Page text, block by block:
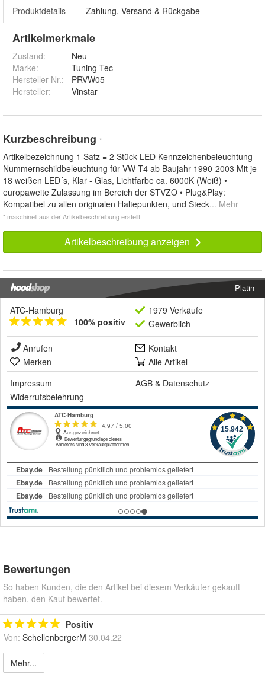
Produktdetails Zahlung, Versand & Rückgabe
Artikelmerkmale
Zustand:
Neu
Marke:
Tuning Tec
Hersteller Nr.:
PRVW05
Hersteller: Vinstar
Kurzbeschreibung *
Artikelbezeichnung 1 Satz = 2 Stück LED Kennzeichenbeleuchtung
Nummernschildbeleuchtung für VW T4 ab Baujahr 1990-2003 Mit je
18 weißen LED´s, Klar - Glas, Lichtfarbe ca. 6000K (Weiß) •
europaweite Zulassung im Bereich der STVZO • Plug&Play:
Kompatibel zu allen originalen Haltepunkten, und Steck... Mehr
* maschinell aus der Artikelbeschreibung erstellt
Artikelbeschreibung anzeigen
Platin
ATC-Hamburg
100% positiv
1979 Verkäufe
Gewerblich
Anrufen
Kontakt
Merken
Alle Artikel
Impressum
AGB & Datenschutz
Widerrufsbelehrung
Bewertungen
So haben Kunden, die den Artikel bei diesem Verkäufer gekauft
haben, den Kauf bewertet.
Positiv
Von: SchellenbergerM 30.04.22
Mehr...